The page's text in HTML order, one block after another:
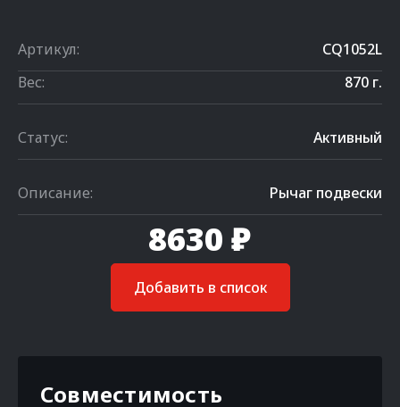
Артикул:
CQ1052L
Вес:
870 г.
Статус: Активный
Описание: Рычаг подвески
8630 ₽
Добавить в список
Совместимость